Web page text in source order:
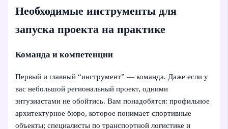
Необходимые инструменты для
запуска проекта на практике
Команда и компетенции
Первый и главный “инструмент” — команда. Даже если у
вас небольшой региональный проект, одними
энтузиастами не обойтись. Вам понадобятся: профильное
архитектурное бюро, которое понимает спортивные
объекты; специалисты по транспортной логистике и